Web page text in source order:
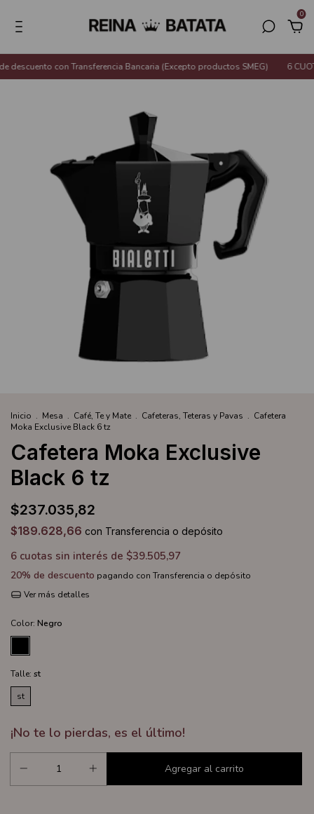
0
descuento con Transferencia Bancaria (Excepto productos SMEG) 6
Inicio . Mesa . Café, Te y Mate . Cafeteras, Teteras y Pavas . Cafetera
Moka Exclusive Black 6 tz
Cafetera Moka Exclusive
Black 6 tz
$237.035,82
$189.628,66 con Transferencia o depósito
6 cuotas sin interés de $39.505,97
20% de descuento pagando con Transferencia o depósito
Ver más detalles
Color: Negro
Talle: st
st
¡No te lo pierdas, es el último!